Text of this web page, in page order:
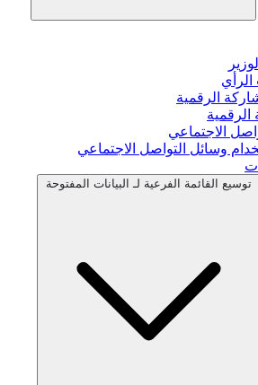
الرقمية
الرقمية
الاجتماعي
وسائل التواصل الاجتماعي
توسيع القائمة الفرعية لـ البيانات المفتوحة